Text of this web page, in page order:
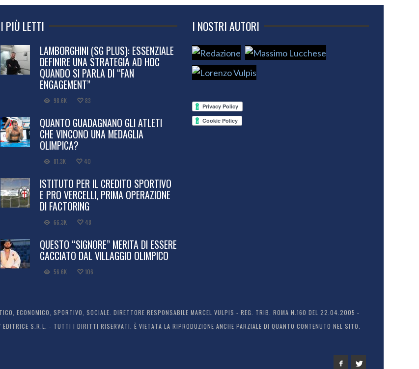
I PIÙ LETTI
LAMBORGHINI (SG PLUS): ESSENZIALE
DEFINIRE UNA STRATEGIA AD HOC
QUANDO SI PARLA DI “FAN
ENGAGEMENT”
98.6K 83
QUANTO GUADAGNANO GLI ATLETI
CHE VINCONO UNA MEDAGLIA
OLIMPICA?
81.3K 40
ISTITUTO PER IL CREDITO SPORTIVO
E PRO VERCELLI, PRIMA OPERAZIONE
DI FACTORING
66.3K 48
QUESTO “SIGNORE” MERITA DI ESSERE
CACCIATO DAL VILLAGGIO OLIMPICO
56.6K 106
I NOSTRI AUTORI
ECONOMICO, SPORTIVO, SOCIALE. DIRETTORE RESPONSABILE MARCEL VULPIS - REG. TRIB. ROMA N.160 DEL 22.04.2005 -
S.R.L. - TUTTI I DIRITTI RISERVATI. È VIETATA LA RIPRODUZIONE ANCHE PARZIALE DI QUANTO CONTENUTO NEL SITO.